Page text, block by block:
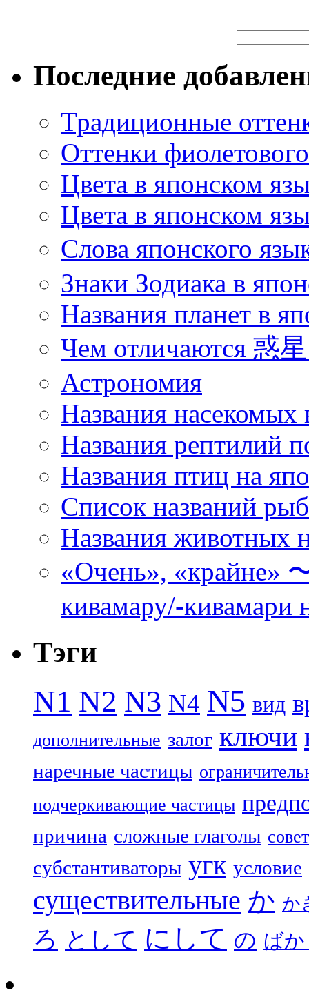
Последние
Традиционные
Оттенки
Цвета в японском
Цвета в японском
Слова японского
Знаки Зодиака в
Названия планет в
Чем отличаются 惑
Астрономия
Названия насекомых
Названия рептилий
Названия птиц на
Список названий
Названия животных
«Очень», «крайне»
кивамару/-кивамари
Тэги
N1 N2 N3 N4 N5 вид
дополнительные залог ключи
наречные частицы
подчеркивающие частицы
причина сложные глаголы совет
субстантиваторы угк условие
существительные か か
ろ として にして の ば